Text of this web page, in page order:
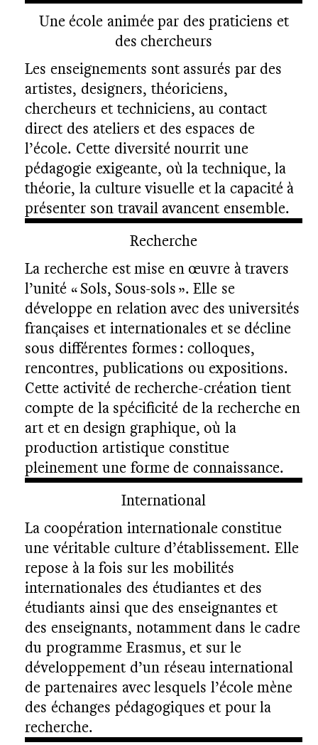
Une école animée par des praticiens et
des chercheurs
Les enseignements sont assurés par des
artistes, designers, théoriciens,
chercheurs et techniciens, au contact
direct des ateliers et des espaces de
l’école. Cette diversité nourrit une
pédagogie exigeante, où la technique, la
théorie, la culture visuelle et la capacité à
présenter son travail avancent ensemble.
Recherche
La recherche est mise en œuvre à travers
l’unité « Sols, Sous-sols ». Elle se
développe en relation avec des universités
françaises et internationales et se décline
sous différentes formes : colloques,
rencontres, publications ou expositions.
Cette activité de recherche-création tient
compte de la spécificité de la recherche en
art et en design graphique, où la
production artistique constitue
pleinement une forme de connaissance.
International
La coopération internationale constitue
une véritable culture d’établissement. Elle
repose à la fois sur les mobilités
internationales des étudiantes et des
étudiants ainsi que des enseignantes et
des enseignants, notamment dans le cadre
du programme Erasmus, et sur le
développement d’un réseau international
de partenaires avec lesquels l’école mène
des échanges pédagogiques et pour la
recherche.